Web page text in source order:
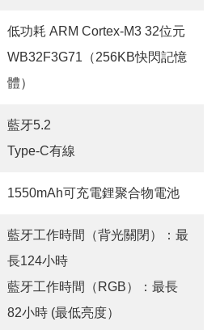
低功耗 ARM Cortex-M3 32位元
WB32F3G71（256KB快閃記憶
體）
藍牙5.2
Type-C有線
1550mAh可充電鋰聚合物電池
藍牙工作時間（背光關閉）：最
長124小時
藍牙工作時間（RGB）：最長
82小時 (最低亮度）